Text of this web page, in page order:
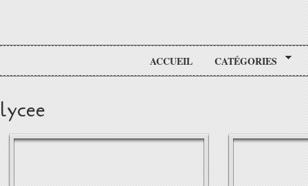
ACCUEIL CATÉGORIES
lycee